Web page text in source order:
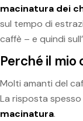
macinatura dei
sul tempo di
caffè – e quindi
Perché il mio
Molti amanti del
La risposta
macinatura.